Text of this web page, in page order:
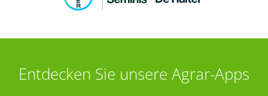
Entdecken Sie unsere Agrar-Apps